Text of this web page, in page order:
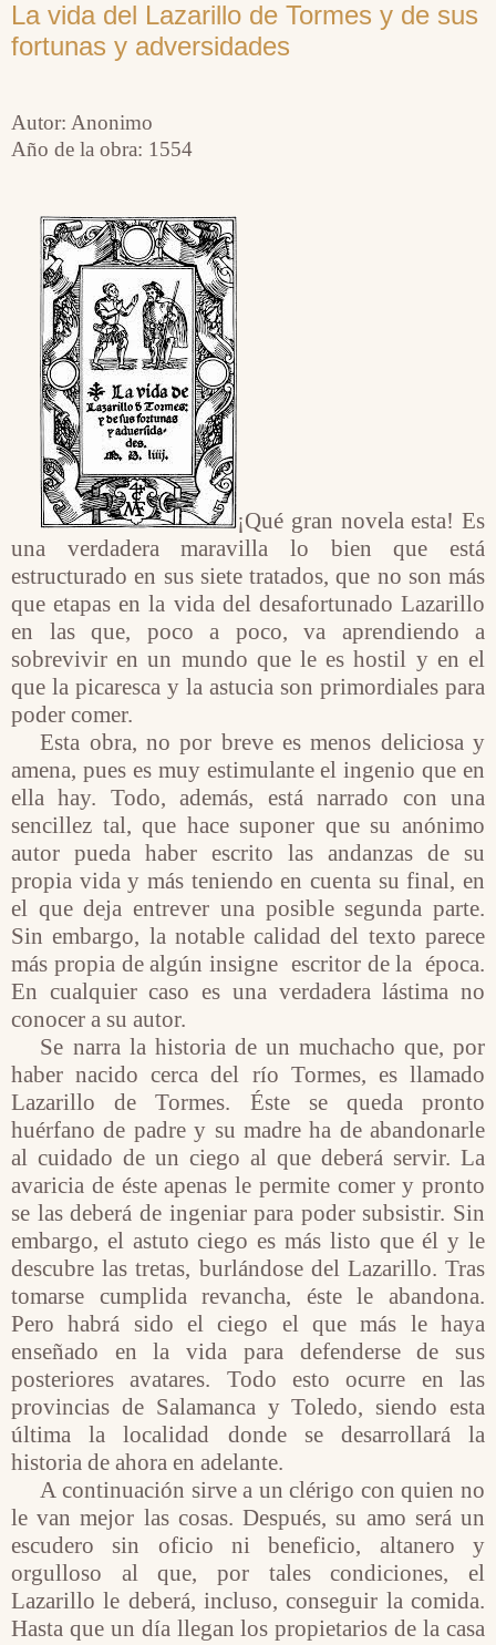
La vida del Lazarillo de Tormes y de sus
fortunas y adversidades
Autor: Anonimo
Año de la obra: 1554
¡Qué gran novela esta! Es
una verdadera maravilla lo bien que está
estructurado en sus siete tratados, que no son más
que etapas en la vida del desafortunado Lazarillo
en las que, poco a poco, va aprendiendo a
sobrevivir en un mundo que le es hostil y en el
que la picaresca y la astucia son primordiales para
poder comer.
Esta obra, no por breve es menos deliciosa y
amena, pues es muy estimulante el ingenio que en
ella hay. Todo, además, está narrado con una
sencillez tal, que hace suponer que su anónimo
autor pueda haber escrito las andanzas de su
propia vida y más teniendo en cuenta su final, en
el que deja entrever una posible segunda parte.
Sin embargo, la notable calidad del texto parece
más propia de algún insigne escritor de la época.
En cualquier caso es una verdadera lástima no
conocer a su autor.
Se narra la historia de un muchacho que, por
haber nacido cerca del río Tormes, es llamado
Lazarillo de Tormes. Éste se queda pronto
huérfano de padre y su madre ha de abandonarle
al cuidado de un ciego al que deberá servir. La
avaricia de éste apenas le permite comer y pronto
se las deberá de ingeniar para poder subsistir. Sin
embargo, el astuto ciego es más listo que él y le
descubre las tretas, burlándose del Lazarillo. Tras
tomarse cumplida revancha, éste le abandona.
Pero habrá sido el ciego el que más le haya
enseñado en la vida para defenderse de sus
posteriores avatares. Todo esto ocurre en las
provincias de Salamanca y Toledo, siendo esta
última la localidad donde se desarrollará la
historia de ahora en adelante.
A continuación sirve a un clérigo con quien no
le van mejor las cosas. Después, su amo será un
escudero sin oficio ni beneficio, altanero y
orgulloso al que, por tales condiciones, el
Lazarillo le deberá, incluso, conseguir la comida.
Hasta que un día llegan los propietarios de la casa